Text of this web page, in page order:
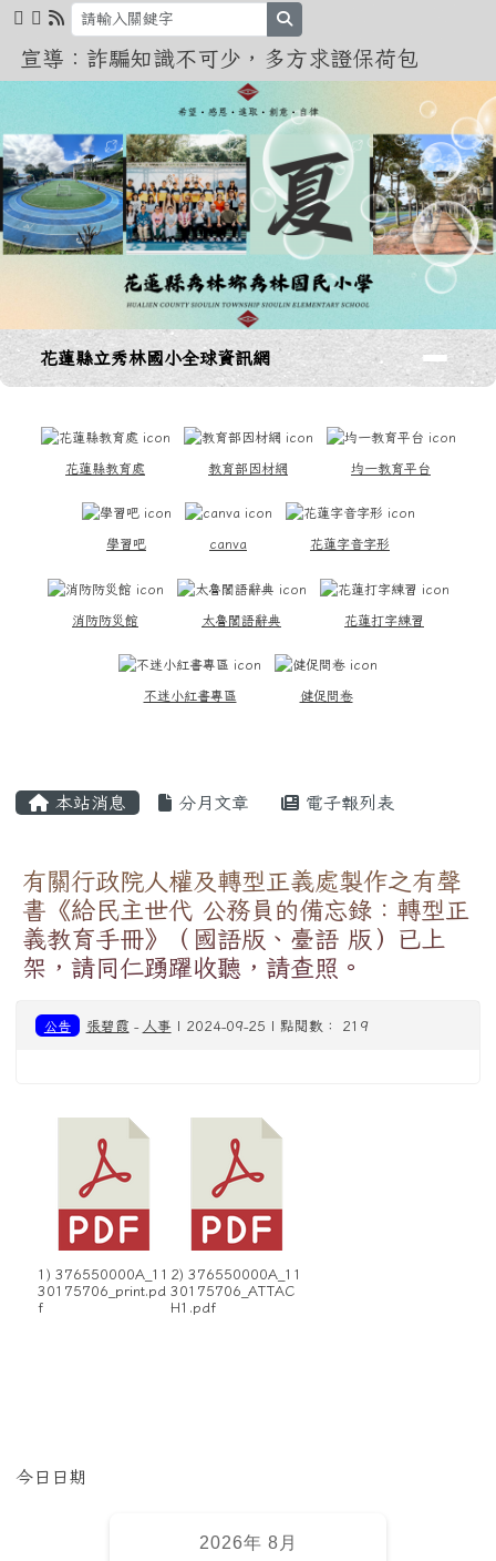
跳至主內容區
花蓮縣立秀林國小全球資訊網
宣導：詐騙知識不可少，多方求證保荷包
導覽列花蓮縣立秀林國小全球資訊網
花蓮縣教育處 教育部因材網 均一教育平台
學習吧 canva 花蓮字音字形
消防防災館 太魯閣語辭典 花蓮打字練習
不迷小紅書專區 健促問卷
本站消息 分月文章 電子報列表
有關行政院人權及轉型正義處製作之有聲
書《給民主世代 公務員的備忘錄：轉型正
義教育手冊》（國語版、臺語 版）已上
架，請同仁踴躍收聽，請查照。
公告 張碧霞 - 人事 | 2024-09-25 | 點閱數： 219
1) 376550000A_11
30175706_print.pd
f
2) 376550000A_11
30175706_ATTAC
H1.pdf
左邊區域內容
今日日期
2026年 8月